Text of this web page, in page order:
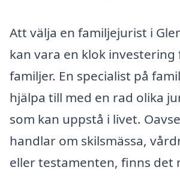
Att välja en familjejurist i
kan vara en klok investering
familjer. En specialist på
hjälpa till med en rad olika
som kan uppstå i livet.
handlar om skilsmässa,
eller testamenten, finns det